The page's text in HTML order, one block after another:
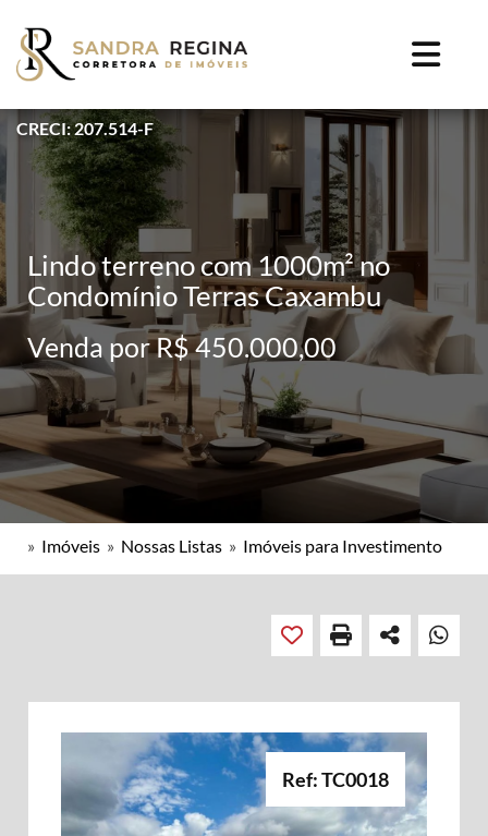
CRECI: 207.514-F
Lindo terreno com 1000m² no
Condomínio Terras Caxambu
Venda por R$ 450.000,00
» Imóveis » Nossas Listas » Imóveis para Investimento
Ref: TC0018